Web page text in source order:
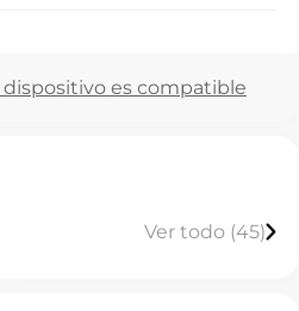
su
de su
es compatible
Ver todo (45)